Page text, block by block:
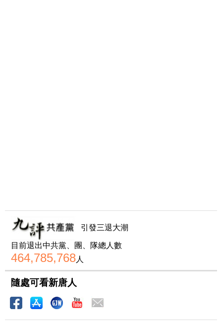
引發三退大潮
目前退出中共黨、團、隊總人數
464,785,768人
隨處可看新唐人